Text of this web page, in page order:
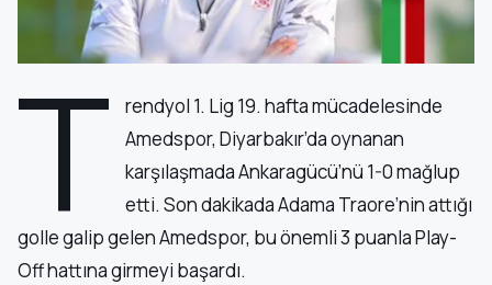
T
rendyol 1. Lig 19. hafta mücadelesinde
Amedspor, Diyarbakır’da oynanan
karşılaşmada Ankaragücü’nü 1-0 mağlup
etti. Son dakikada Adama Traore’nin attığı
golle galip gelen Amedspor, bu önemli 3 puanla Play-
Off hattına girmeyi başardı.